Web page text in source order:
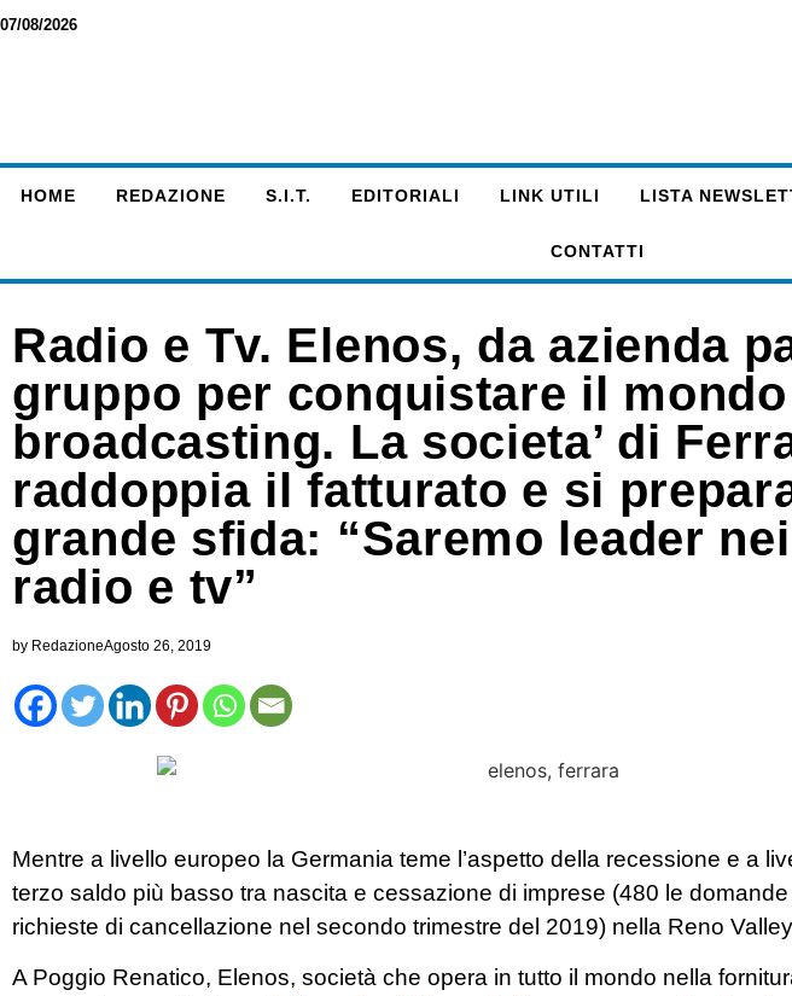
07/08/2026
HOME REDAZIONE S.I.T. EDITORIALI LINK UTILI LISTA
CONTATTI
Radio e Tv. Elenos, da azienda
gruppo per conquistare il
broadcasting. La societa’ di
raddoppia il fatturato e si
grande sfida: “Saremo leader
radio e tv”
by RedazioneAgosto 26, 2019
Mentre a livello europeo la Germania teme l’aspetto della recessione e a
terzo saldo più basso tra nascita e cessazione di imprese (480 le
richieste di cancellazione nel secondo trimestre del 2019) nella Reno
A Poggio Renatico, Elenos, società che opera in tutto il mondo nella